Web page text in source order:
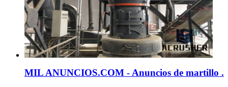
MIL ANUNCIOS.COM - Anuncios de martillo .